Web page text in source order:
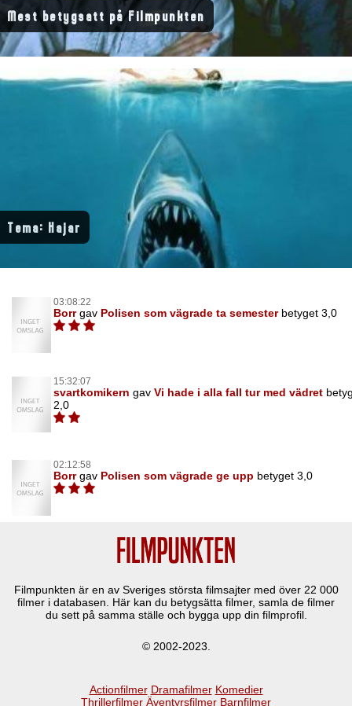
Mest betygsatt på Filmpunkten
Tema: Hajar
03:08:22
Borrgav Polisen som vägrade ta semester betyget 3,0
15:32:07
svartkomikern gav Vi hade i alla fall tur med vädret
2,0
02:12:58
Borrgav Polisen som vägrade ge upp betyget 3,0
Filmpunkten är en av Sveriges största filmsajter med över 22 000
filmer i databasen. Här kan du betygsätta filmer, samla de filmer
du sett på samma ställe och bygga upp din filmprofil.
© 2002-2023.
Actionfilmer Dramafilmer Komedier
Thrillerfilmer Äventyrsfilmer Barnfilmer